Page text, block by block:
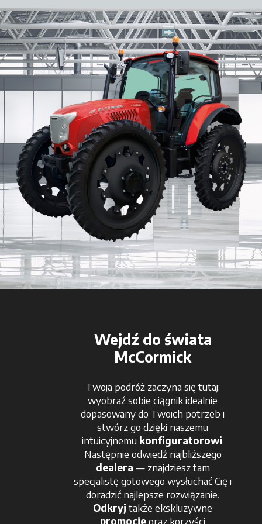
Wejdź do świata
McCormick
Twoja podróż zaczyna się tutaj:
wyobraź sobie ciągnik idealnie
dopasowany do Twoich potrzeb i
stwórz go dzięki naszemu
intuicyjnemu konfiguratorowi.
Następnie odwiedź najbliższego
dealera — znajdziesz tam
specjalistę gotowego wysłuchać Cię i
doradzić najlepsze rozwiązanie.
Odkryjtakże ekskluzywne
promocjeoraz korzyści